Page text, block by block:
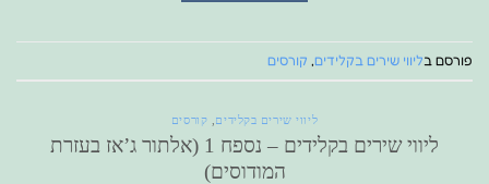
פורסם בליווי שירים בקלידים, קורסים
ליווי שירים בקלידים קורסים
ליווי שירים בקלידים – נספח 1 (אלתור ג’אז בעזרת
המודוסים)